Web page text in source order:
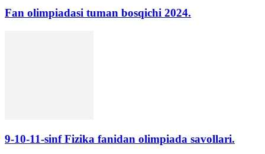
Fan olimpiadasi tuman bosqichi 2024.
9-10-11-sinf Fizika fanidan olimpiada savollari.